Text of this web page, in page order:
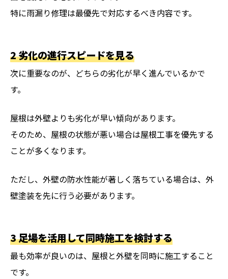
特に雨漏り修理は最優先で対応するべき内容です。
2 劣化の進行スピードを見る
次に重要なのが、どちらの劣化が早く進んでいるかで
す。
屋根は外壁よりも劣化が早い傾向があります。
そのため、屋根の状態が悪い場合は屋根工事を優先する
ことが多くなります。
ただし、外壁の防水性能が著しく落ちている場合は、外
壁塗装を先に行う必要があります。
3 足場を活用して同時施工を検討する
最も効率が良いのは、屋根と外壁を同時に施工すること
です。